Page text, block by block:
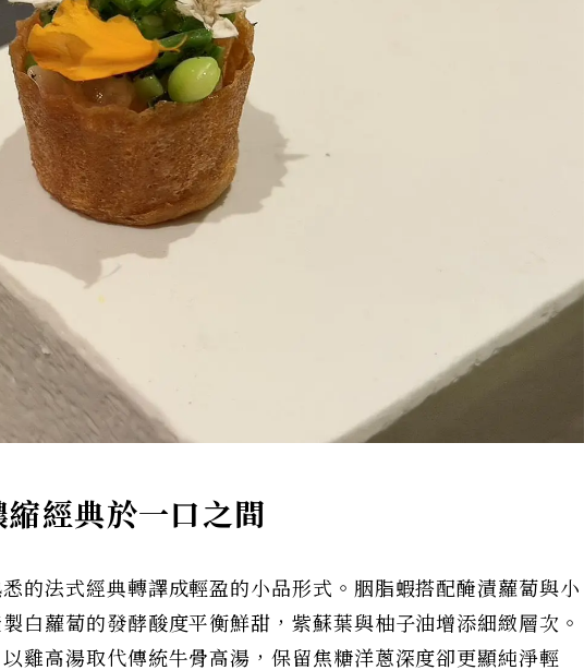
經典於一口之間
的法式經典轉譯成輕盈的小品形式。胭脂蝦搭配醃漬蘿蔔與小
白蘿蔔的發酵酸度平衡鮮甜，紫蘇葉與柚子油增添細緻層次。
雞高湯取代傳統牛骨高湯，保留焦糖洋蔥深度卻更顯純淨輕